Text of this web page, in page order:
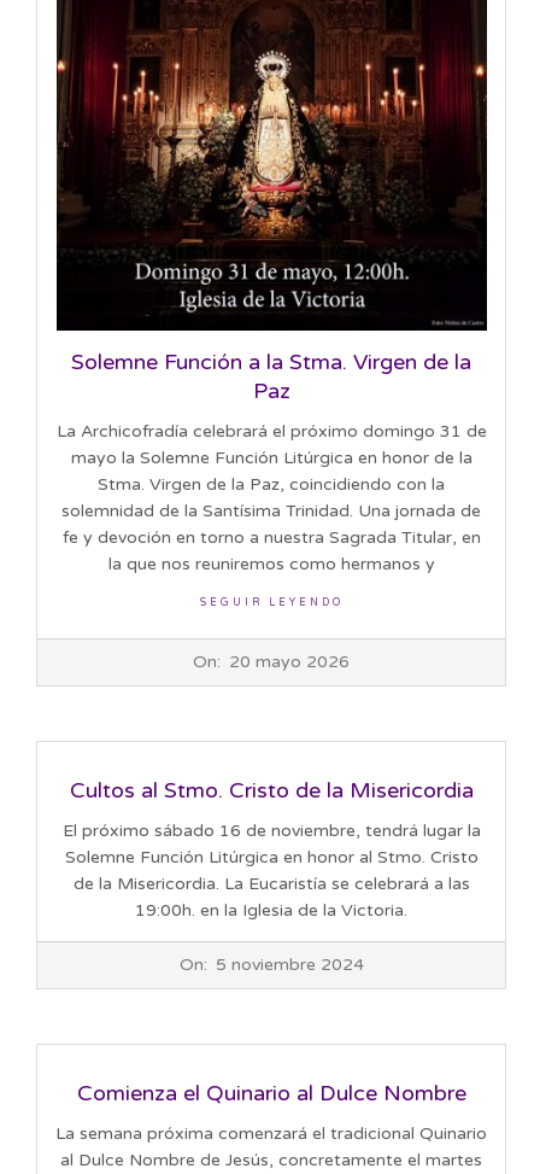
Solemne Función a la Stma. Virgen de la
Paz
La Archicofradía celebrará el próximo domingo 31 de
mayo la Solemne Función Litúrgica en honor de la
Stma. Virgen de la Paz, coincidiendo con la
solemnidad de la Santísima Trinidad. Una jornada de
fe y devoción en torno a nuestra Sagrada Titular, en
la que nos reuniremos como hermanos y
SEGUIR LEYENDO
On: 20 mayo 2026
Cultos al Stmo. Cristo de la Misericordia
El próximo sábado 16 de noviembre, tendrá lugar la
Solemne Función Litúrgica en honor al Stmo. Cristo
de la Misericordia. La Eucaristía se celebrará a las
19:00h. en la Iglesia de la Victoria.
On: 5 noviembre 2024
Comienza el Quinario al Dulce Nombre
La semana próxima comenzará el tradicional Quinario
al Dulce Nombre de Jesús, concretamente el martes